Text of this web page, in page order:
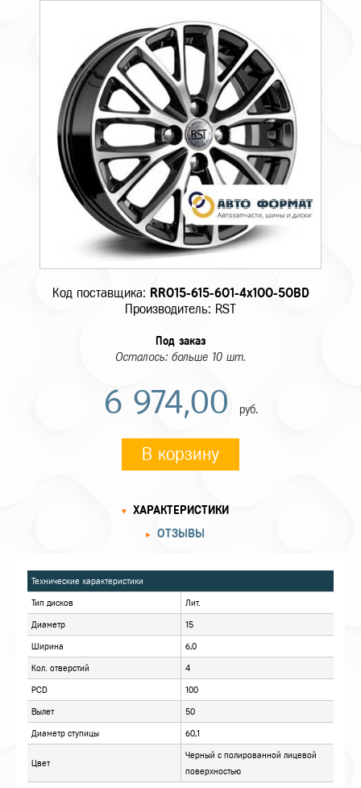
Код поставщика: RR015-615-601-4x100-50BD
Производитель: RST
Под заказ
Осталось: больше 10 шт.
6 974,00 руб.
В корзину
ХАРАКТЕРИСТИКИ
ОТЗЫВЫ